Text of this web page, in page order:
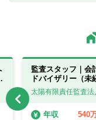
監査スタッフ｜会
ドバイザリー（未
太陽有限責任監査法
年収
540